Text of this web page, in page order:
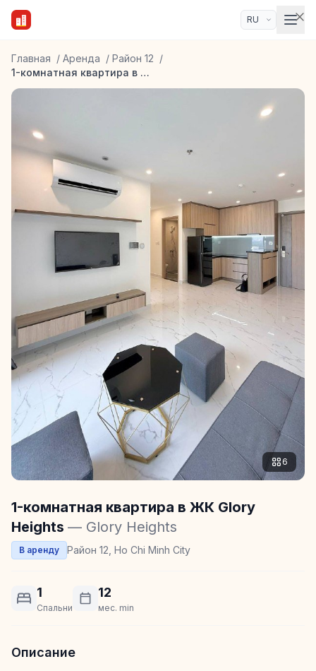
Главная / Аренда / Район 12 /
1-комнатная квартира в ЖК Glory Heights
6
1-комнатная квартира в ЖК Glory
Heights — Glory Heights
В аренду Район 12, Ho Chi Minh City
1
Спальни
12
мес. min
Описание